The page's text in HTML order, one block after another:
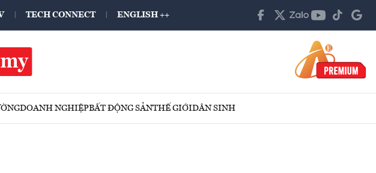
TECH CONNECT ENGLISH ++
DOANH NGHIỆPBẤT ĐỘNG SẢNTHẾ GIỚIDÂN SINH